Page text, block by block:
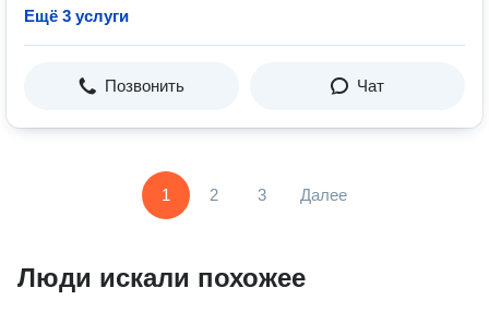
Ещё 3 услуги
Позвонить Чат
1 2 3 Далее
Люди искали похожее